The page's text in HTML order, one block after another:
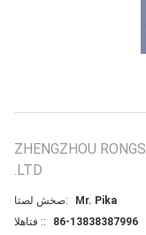
ZHENGZHOU
LTD.
اتصل شخص:
Mr. Pika
الهاتف ::
86-13838387996